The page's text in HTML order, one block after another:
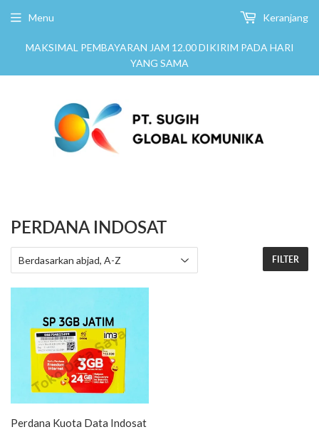
MAKSIMAL PEMBAYARAN JAM 12.00 DIKIRIM PADA HARI
YANG SAMA
Menu Keranjang
PERDANA INDOSAT
FILTER
Perdana Kuota Data Indosat